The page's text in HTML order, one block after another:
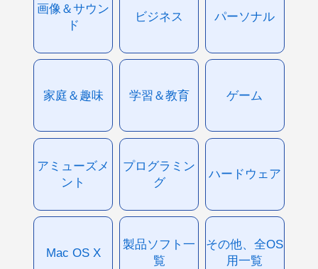
画像＆サウン
ド
ビジネス パーソナル
家庭＆趣味 学習＆教育 ゲーム
アミューズメ
ント
プログラミン
グ
ハードウェア
Mac OS X
製品ソフト一
覧
その他、全OS
用一覧